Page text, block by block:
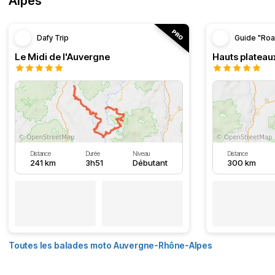
Dafy Trip
Le Midi de l'Auvergne
Distance
241 km
Durée
3h51
Niveau
Débutant
Guide
Hauts
Distance
300 km
Toutes les balades moto Auvergne-Rhône-Alpes